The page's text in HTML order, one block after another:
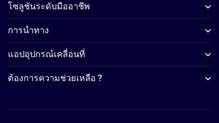
โซลูชันระดับมืออาชีพ
การนำทาง
แอปอุปกรณ์เคลื่อนที่
ต้องการความช่วยเหลือ ?